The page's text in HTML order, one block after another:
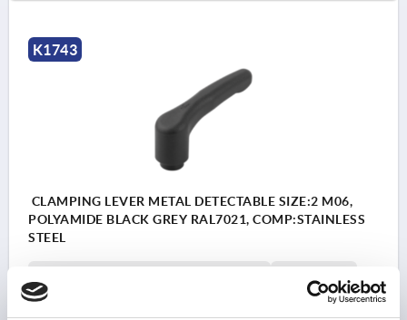
K1743
CLAMPING LEVER METAL DETECTABLE SIZE:2 M06,
POLYAMIDE BLACK GREY RAL7021, COMP:STAINLESS
STEEL
THREAD DEPTH=8
D=13,5
D1=18,8
D2=19,5 H=27,4 H1=5,5 H2=20,7